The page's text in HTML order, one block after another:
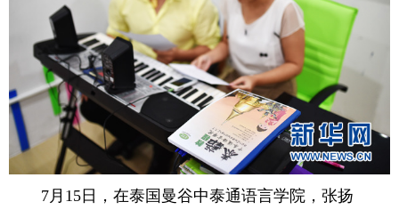
7月15日，在泰国曼谷中泰通语言学院，张扬